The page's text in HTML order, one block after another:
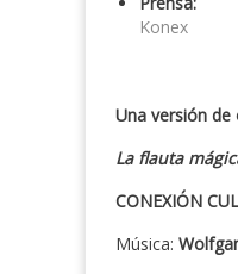
Konex
Una versión
La flauta
CONEXIÓN
Música: